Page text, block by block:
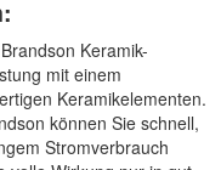
Keramik-
mit einem
Keramikelementen.
können Sie schnell,
Stromverbrauch